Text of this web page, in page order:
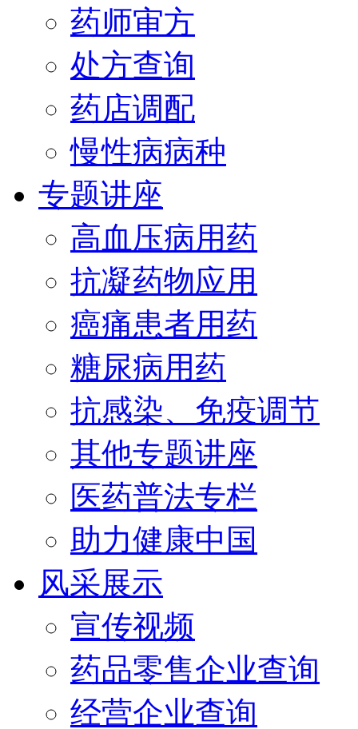
药师审方
处方查询
药店调配
慢性病病种
专题讲座
高血压病用药
抗凝药物应用
癌痛患者用药
糖尿病用药
抗感染、免疫调节
其他专题讲座
医药普法专栏
助力健康中国
风采展示
宣传视频
药品零售企业查询
经营企业查询